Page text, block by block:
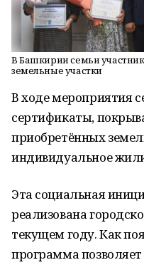
В Башкирии семьи
земельные участки
В ходе мероприятия
сертификаты,
приобретённых
индивидуальное
Эта социальная
реализована
текущем году. Как
программа